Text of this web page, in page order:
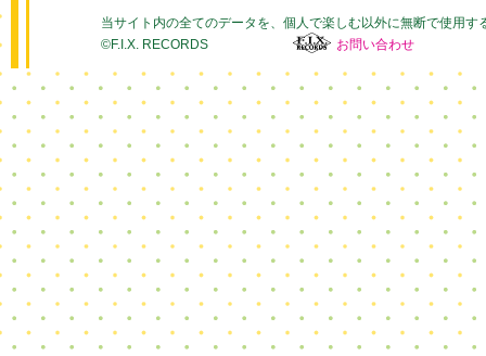
当サイト内の全てのデータを、個人で楽しむ以外に無断で使用す
©F.I.X. RECORDS
お問い合わせ